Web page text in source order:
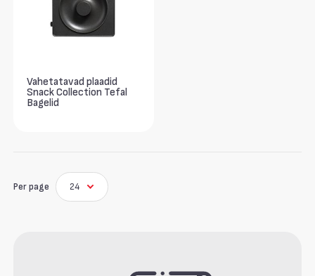
Vahetatavad plaadid
Snack Collection Tefal
Bagelid
Per page 24